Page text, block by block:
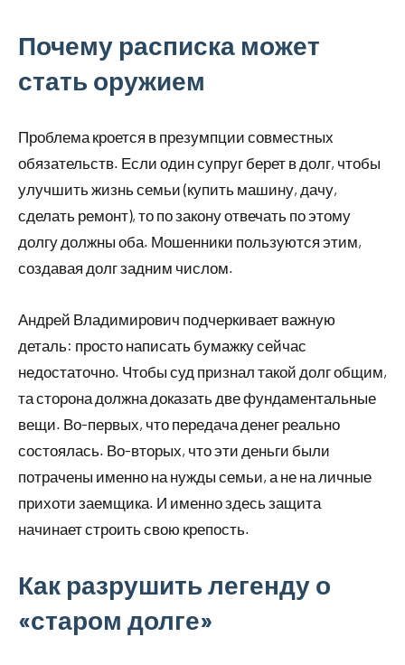
Почему расписка может
стать оружием
Проблема кроется в презумпции совместных
обязательств. Если один супруг берет в долг, чтобы
улучшить жизнь семьи (купить машину, дачу,
сделать ремонт), то по закону отвечать по этому
долгу должны оба. Мошенники пользуются этим,
создавая долг задним числом.
Андрей Владимирович подчеркивает важную
деталь: просто написать бумажку сейчас
недостаточно. Чтобы суд признал такой долг общим,
та сторона должна доказать две фундаментальные
вещи. Во-первых, что передача денег реально
состоялась. Во-вторых, что эти деньги были
потрачены именно на нужды семьи, а не на личные
прихоти заемщика. И именно здесь защита
начинает строить свою крепость.
Как разрушить легенду о
«старом долге»